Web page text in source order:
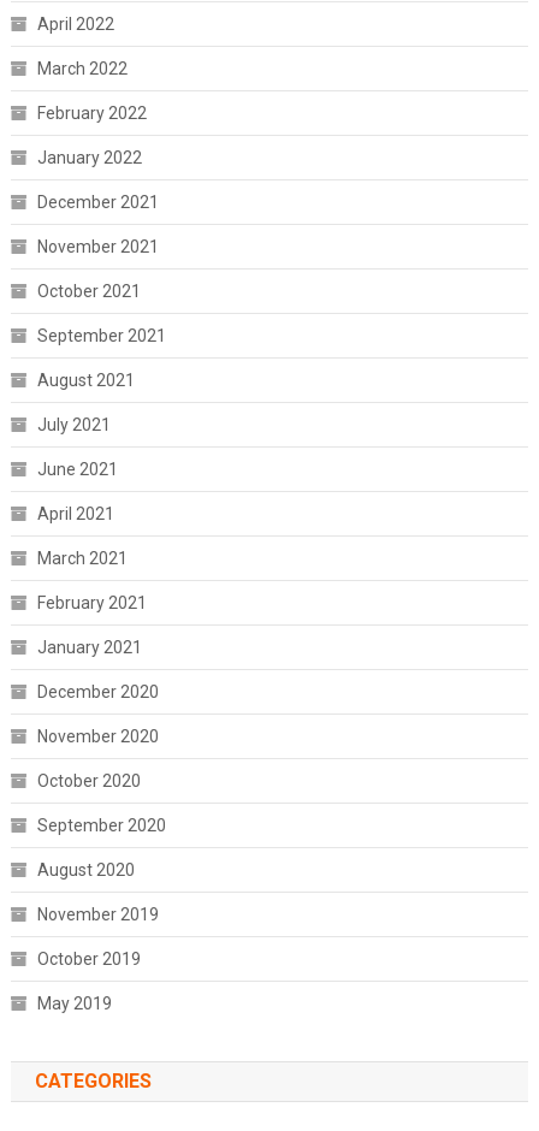
April 2022
March 2022
February 2022
January 2022
December 2021
November 2021
October 2021
September 2021
August 2021
July 2021
June 2021
April 2021
March 2021
February 2021
January 2021
December 2020
November 2020
October 2020
September 2020
August 2020
November 2019
October 2019
May 2019
CATEGORIES